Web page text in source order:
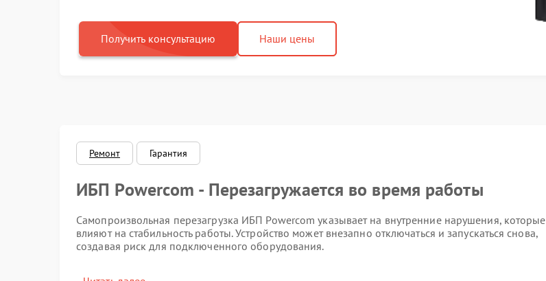
Получить консультацию Наши цены
Ремонт Гарантия
ИБП Powercom - Перезагружается во время работы
Самопроизвольная перезагрузка ИБП Powercom указывает на внутренние нарушения, которые
влияют на стабильность работы. Устройство может внезапно отключаться и запускаться снова,
создавая риск для подключенного оборудования.
Признаки неисправности